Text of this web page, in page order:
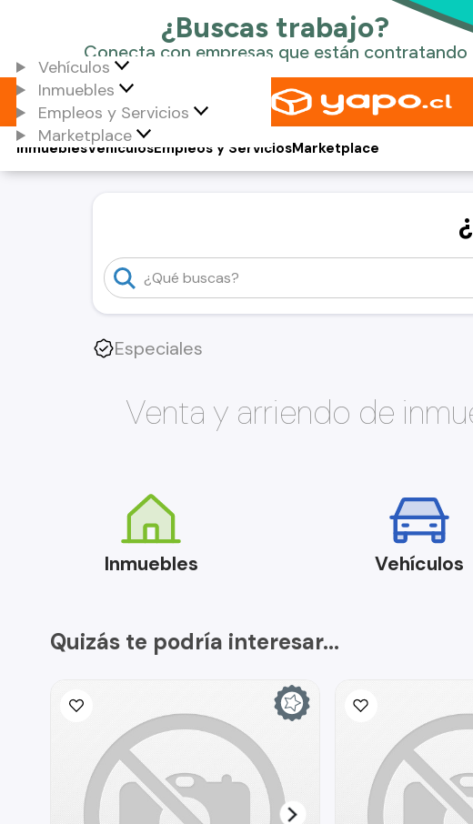
Vehículos
Inmuebles
Empleos y Servicios
Marketplace
Vehículos
Inmuebles Empleos y ServiciosMarketplace
Especiales
Venta y arriendo de
Inmuebles Vehículos
Quizás te podría interesar...